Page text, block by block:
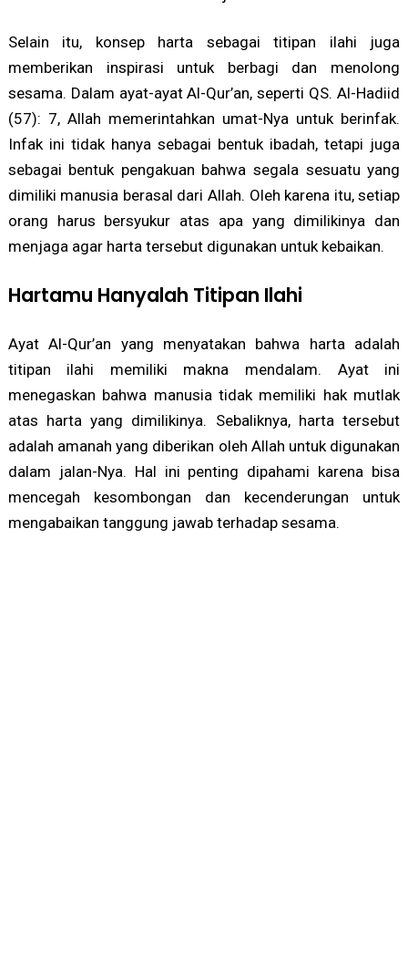
Selain itu, konsep harta sebagai titipan ilahi juga
memberikan inspirasi untuk berbagi dan menolong
sesama. Dalam ayat-ayat Al-Qur’an, seperti QS. Al-Hadiid
(57): 7, Allah memerintahkan umat-Nya untuk berinfak.
Infak ini tidak hanya sebagai bentuk ibadah, tetapi juga
sebagai bentuk pengakuan bahwa segala sesuatu yang
dimiliki manusia berasal dari Allah. Oleh karena itu, setiap
orang harus bersyukur atas apa yang dimilikinya dan
menjaga agar harta tersebut digunakan untuk kebaikan.
Hartamu Hanyalah Titipan Ilahi
Ayat Al-Qur’an yang menyatakan bahwa harta adalah
titipan ilahi memiliki makna mendalam. Ayat ini
menegaskan bahwa manusia tidak memiliki hak mutlak
atas harta yang dimilikinya. Sebaliknya, harta tersebut
adalah amanah yang diberikan oleh Allah untuk digunakan
dalam jalan-Nya. Hal ini penting dipahami karena bisa
mencegah kesombongan dan kecenderungan untuk
mengabaikan tanggung jawab terhadap sesama.